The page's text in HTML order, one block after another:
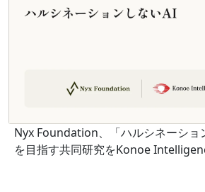
Nyx Foundation、「ハルシネーショ
を目指す共同研究をKonoe